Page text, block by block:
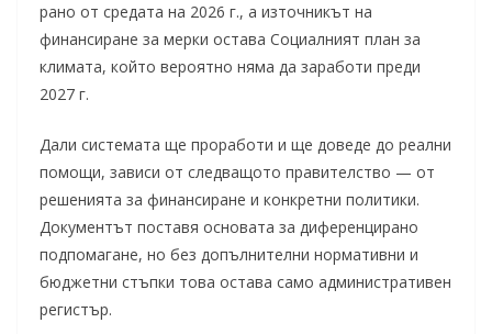
рано от средата на 2026 г., а източникът на
финансиране за мерки остава Социалният план за
климата, който вероятно няма да заработи преди
2027 г.
Дали системата ще проработи и ще доведе до реални
помощи, зависи от следващото правителство — от
решенията за финансиране и конкретни политики.
Документът поставя основата за диференцирано
подпомагане, но без допълнителни нормативни и
бюджетни стъпки това остава само административен
регистър.